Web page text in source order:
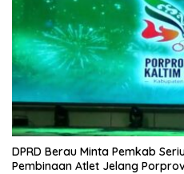
DPRD Berau Minta Pemkab
Pembinaan Atlet Jelang